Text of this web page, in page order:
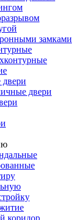
замками
двери
двери
коридор